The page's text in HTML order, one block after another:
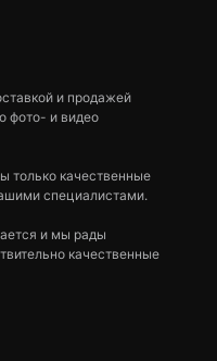
и продажей
фото- и видео
только качественные
специалистами.
и мы рады
качественные